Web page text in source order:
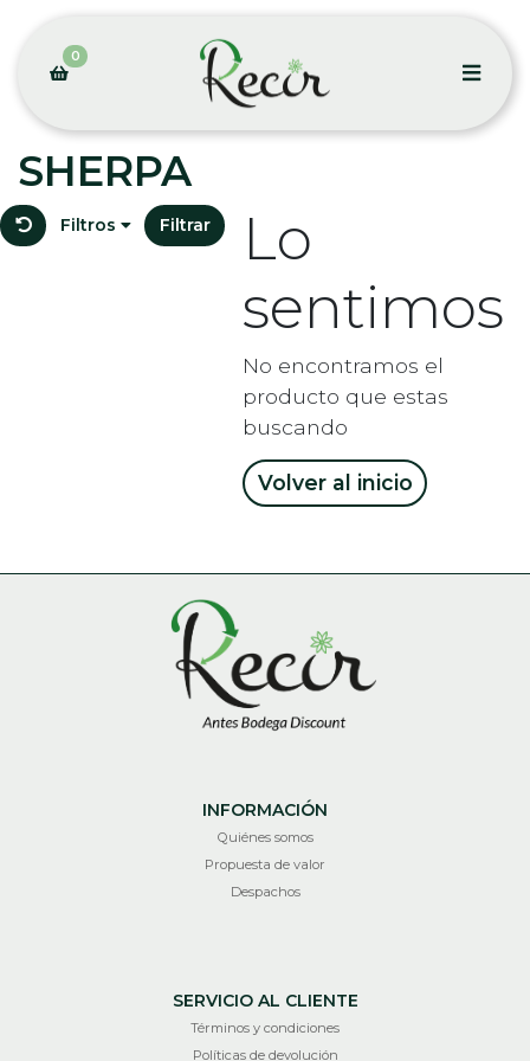
0
SHERPA
Filtros Filtrar
Lo
sentimos
No encontramos el
producto que estas
buscando
Volver al inicio
INFORMACIÓN
Quiénes somos
Propuesta de valor
Despachos
SERVICIO AL CLIENTE
Términos y condiciones
Políticas de devolución